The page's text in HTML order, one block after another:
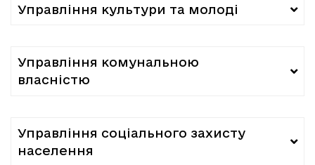
Управління культури та молоді
Управління комунальною
власністю
Управління соціального захисту
населення